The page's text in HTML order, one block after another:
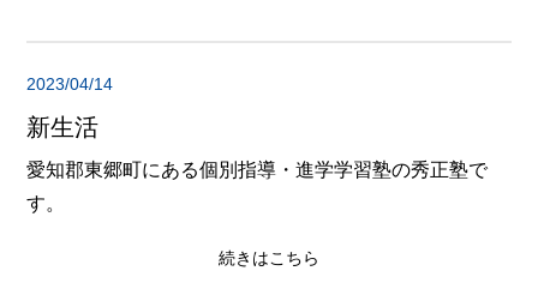
2023/04/14
新生活
愛知郡東郷町にある個別指導・進学学習塾の秀正塾で
す。
続きはこちら